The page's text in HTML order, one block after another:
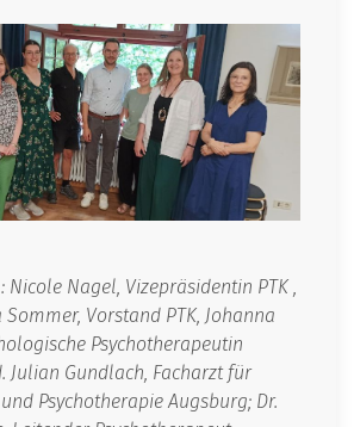
Nicole Nagel, Vizepräsidentin PTK ,
Sommer, Vorstand PTK, Johanna
Psychotherapeutin
Julian Gundlach, Facharzt für
Psychotherapie Augsburg; Dr.